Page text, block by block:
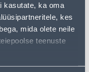
kasutate, ka oma
kes
mida olete neile
teenuste
tihendiga, valge,